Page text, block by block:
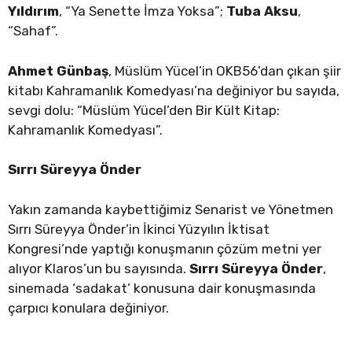
Yıldırım, “Ya Senette İmza Yoksa”; Tuba Aksu,
“Sahaf”.
Ahmet Günbaş, Müslüm Yücel’in OKB56’dan çıkan şiir
kitabı Kahramanlık Komedyası’na değiniyor bu sayıda,
sevgi dolu: “Müslüm Yücel’den Bir Kült Kitap:
Kahramanlık Komedyası”.
Sırrı Süreyya Önder
Yakın zamanda kaybettiğimiz Senarist ve Yönetmen
Sırrı Süreyya Önder’in İkinci Yüzyılın İktisat
Kongresi’nde yaptığı konuşmanın çözüm metni yer
alıyor Klaros’un bu sayısında. Sırrı Süreyya Önder,
sinemada ‘sadakat’ konusuna dair konuşmasında
çarpıcı konulara değiniyor.